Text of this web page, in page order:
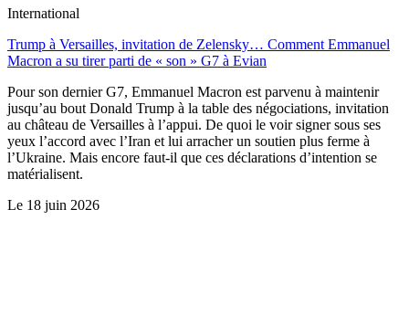
International
Trump à Versailles, invitation de Zelensky… Comment Emmanuel
Macron a su tirer parti de « son » G7 à Evian
Pour son dernier G7, Emmanuel Macron est parvenu à maintenir
jusqu’au bout Donald Trump à la table des négociations, invitation
au château de Versailles à l’appui. De quoi le voir signer sous ses
yeux l’accord avec l’Iran et lui arracher un soutien plus ferme à
l’Ukraine. Mais encore faut-il que ces déclarations d’intention se
matérialisent.
Le 18 juin 2026